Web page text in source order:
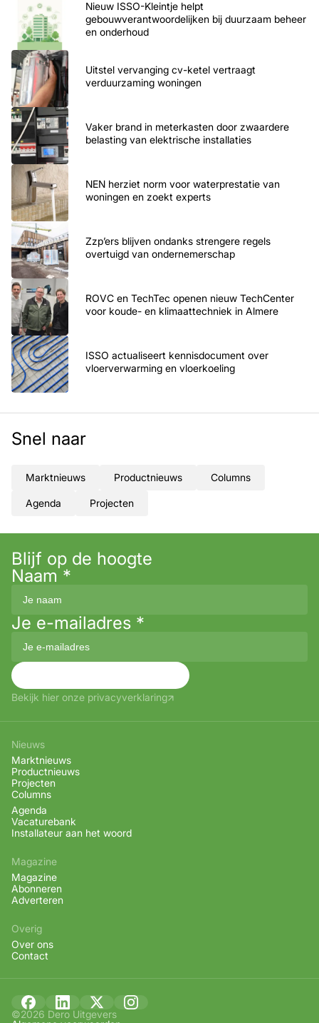
Nieuw ISSO-Kleintje helpt
gebouwverantwoordelijken bij duurzaam beheer
en onderhoud
Uitstel vervanging cv-ketel vertraagt
verduurzaming woningen
Vaker brand in meterkasten door zwaardere
belasting van elektrische installaties
NEN herziet norm voor waterprestatie van
woningen en zoekt experts
Zzp’ers blijven ondanks strengere regels
overtuigd van ondernemerschap
ROVC en TechTec openen nieuw TechCenter
voor koude- en klimaattechniek in Almere
ISSO actualiseert kennisdocument over
vloerverwarming en vloerkoeling
Snel naar
Marktnieuws Productnieuws Columns
Agenda Projecten
Blijf op de hoogte
Naam *
Je e-mailadres *
Bekijk hier onze privacyverklaring
Nieuws
Marktnieuws
Productnieuws
Projecten
Columns
Agenda
Vacaturebank
Installateur aan het woord
Magazine
Magazine
Abonneren
Adverteren
Overig
Over ons
Contact
©2026 Dero Uitgevers